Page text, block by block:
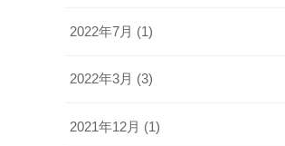
2022年7月 (1)
2022年3月 (3)
2021年12月 (1)